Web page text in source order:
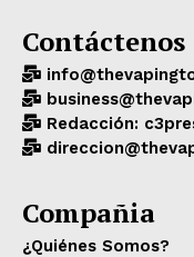
Contáctenos
Redacción:
Compañia
¿Quiénes Somos?